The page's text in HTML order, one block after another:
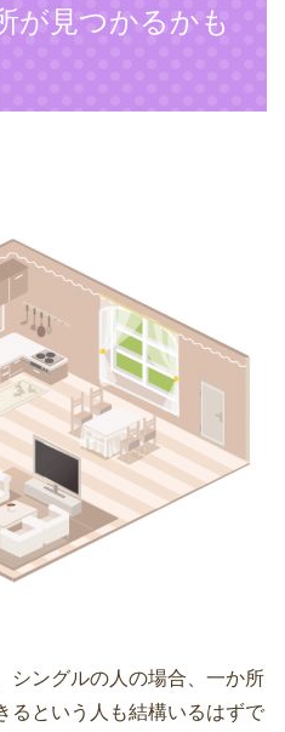
が見つかるかも
シングルの人の場合、一か所
るという人も結構いるはずで